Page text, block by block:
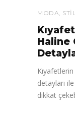
MODA STIL
Haline
detayları
dikkat